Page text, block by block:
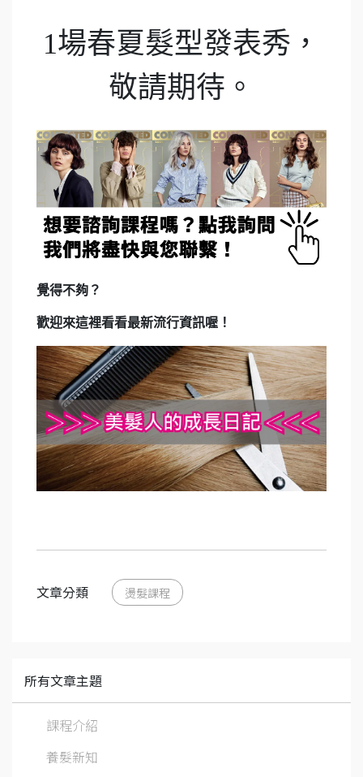
1場春夏髮型發表秀，
敬請期待。
覺得不夠？
歡迎來這裡看看最新流行資訊喔！
文章分類 燙髮課程
所有文章主題
課程介紹
養髮新知